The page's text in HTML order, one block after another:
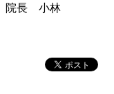
院長 小林